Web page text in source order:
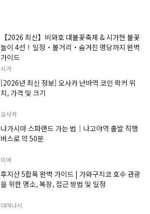
【2026 최신】비와호 대불꽃축제 & 시가현 불꽃
놀이 4선！일정・볼거리・숨겨진 명당까지 완벽
가이드
시가
[2026년 최신 정보] 오사카 난바역 코인 락커 위
치, 가격 및 크기
오사카
나가시마 스파랜드 가는 법｜나고야역 출발 직행
버스로 약 50분
미에
후지산 5합목 완벽 가이드 | 가와구치코 호수 관광
을 위한 명소, 복장, 접근 방법 및 일정
야마나시